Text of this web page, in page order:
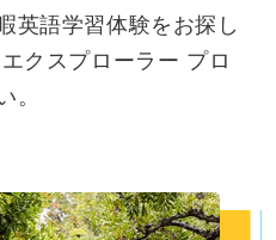
英語学習体験をお探し
クスプローラー プロ
。